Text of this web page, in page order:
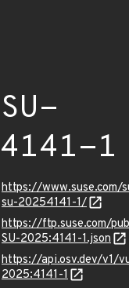
1
https://www.suse.com/
su-20254141-1/
https://ftp.suse.com/
SU-2025:4141-1.json
https://api.osv.dev/v1/
2025:4141-1